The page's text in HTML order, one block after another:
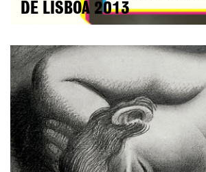
DE LISBOA 2013